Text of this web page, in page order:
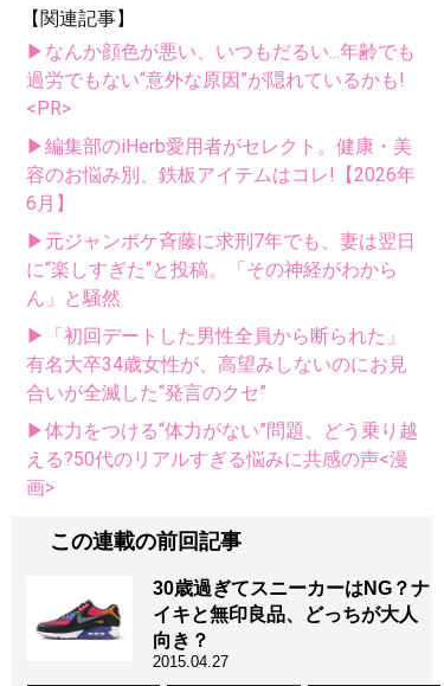
【関連記事】
▶なんか顔色が悪い、いつもだるい...年齢でも
過労でもない“意外な原因”が隠れているかも!
<PR>
▶編集部のiHerb愛用者がセレクト。健康・美
容のお悩み別、鉄板アイテムはコレ!【2026年
6月】
▶元ジャンポケ斉藤に求刑7年でも、妻は翌日
に“楽しすぎた“と投稿。「その神経がわから
ん」と騒然
▶「初回デートした男性全員から断られた」
有名大卒34歳女性が、高望みしないのにお見
合いが全滅した“発言のクセ”
▶体力をつける“体力がない”問題、どう乗り越
える?50代のリアルすぎる悩みに共感の声<漫
画>
この連載の前回記事
30歳過ぎてスニーカーはNG？ナ
イキと無印良品、どっちが大人
向き？
2015.04.27